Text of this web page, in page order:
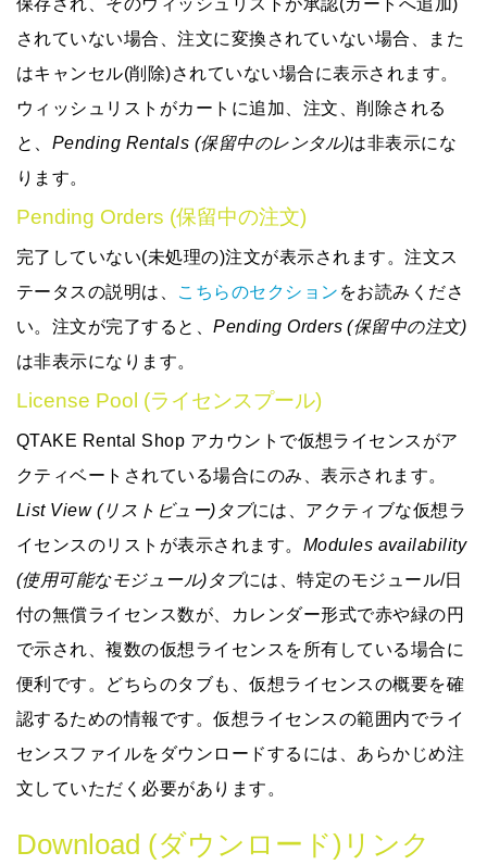
されていない場合、注文に変換されていない場合、また
はキャンセル(削除)されていない場合に表示されます。
ウィッシュリストがカートに追加、注文、削除される
と、 Pending Rentals (保留中のレンタル)は非表示にな
ります。
Pending Orders (保留中の注文)
完了していない(未処理の)注文が表示されます。注文ス
テータスの説明は、 こちらのセクション をお読みくださ
い。注文が完了すると、Pending Orders (保留中の注文)
は非表示になります。
License Pool (ライセンスプール)
QTAKE Rental Shop アカウントで仮想ライセンスがア
クティベートされている場合にのみ、表示されます。
List View (リストビュー)タブには、アクティブな仮想ラ
イセンスのリストが表示されます。 Modules availability
(使用可能なモジュール)タブには、特定のモジュール/日
付の無償ライセンス数が、カレンダー形式で赤や緑の円
で示され、複数の仮想ライセンスを所有している場合に
便利です。どちらのタブも、仮想ライセンスの概要を確
認するための情報です。仮想ライセンスの範囲内でライ
センスファイルをダウンロードするには、あらかじめ注
文していただく必要があります。
Download (ダウンロード)リンク